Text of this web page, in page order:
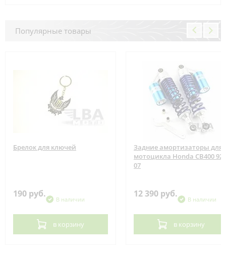
Популярные товары
Брелок для ключей
190 руб.
В наличии
в корзину
Задние амортизаторы для
мотоцикла Honda CB400 92-
07
12 390 руб.
В наличии
в корзину